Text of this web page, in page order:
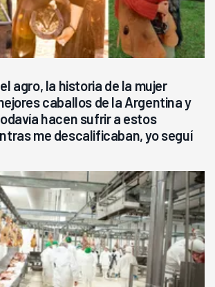
agro, la historia de la mujer
caballos de la Argentina y
hacen sufrir a estos
me descalificaban, yo seguí